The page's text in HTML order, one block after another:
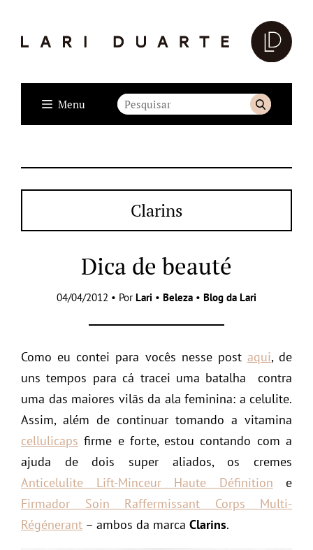
Menu
Clarins
Dica de beauté
04/04/2012 • Por Lari • Beleza • Blog da Lari
Como eu contei para vocês nesse post aqui, de
uns tempos para cá tracei uma batalha contra
uma das maiores vilãs da ala feminina: a celulite.
Assim, além de continuar tomando a vitamina
cellulicaps firme e forte, estou contando com a
ajuda de dois super aliados, os cremes
Anticelulite Lift-Minceur Haute Définition e
Firmador Soin Raffermissant Corps Multi-
Régénerant – ambos da marca Clarins.